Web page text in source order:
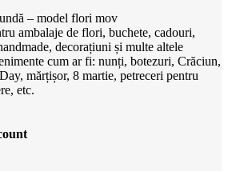
– model flori mov
ambalaje de flori, buchete, cadouri,
decorațiuni și multe altele
cum ar fi: nunți, botezuri, Crăciun,
mărțișor, 8 martie, petreceri pentru
etc.